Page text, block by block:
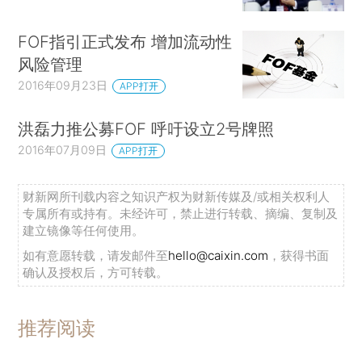
FOF指引正式发布 增加流动性
风险管理
2016年09月23日 APP打开
洪磊力推公募FOF 呼吁设立2号牌照
2016年07月09日 APP打开
财新网所刊载内容之知识产权为财新传媒及/或相关权利人
专属所有或持有。未经许可，禁止进行转载、摘编、复制及
建立镜像等任何使用。
如有意愿转载，请发邮件至hello@caixin.com ，获得书面
确认及授权后，方可转载。
推荐阅读